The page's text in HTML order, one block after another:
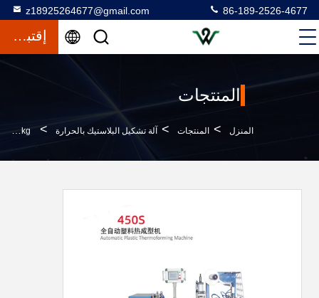
z18925264677@gmail.com 86-189-2526-4677
إقتباس
المنتجات
المنزل > المنتجات > آلة تشكيل البلاستيك بالحرارة > 2200kg كوب غطاء بلاستيكي حرارة آلة مع الحد الأقصى عمق تشكيل 46mm